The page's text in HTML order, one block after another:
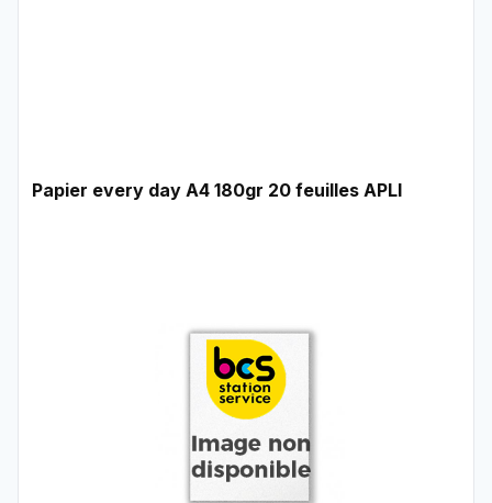
Papier every day A4 180gr 20 feuilles APLI